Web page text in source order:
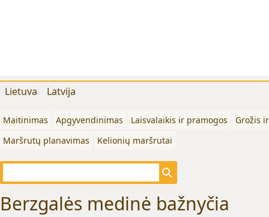
Lietuva Latvija
Maitinimas Apgyvendinimas Laisvalaikis ir pramogos
Grožis
Maršrutų planavimas
Kelionių maršrutai
Berzgalės medinė bažnyčia